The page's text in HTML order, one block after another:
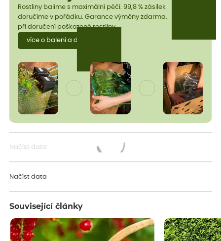
Rostliny balíme s maximální péčí. 99,8 % zásilek
doručíme v pořádku. Garance výměny zdarma,
při doručení poškozené rostliny.
více o balení a dopravě
Načíst data
Načíst data
Související články